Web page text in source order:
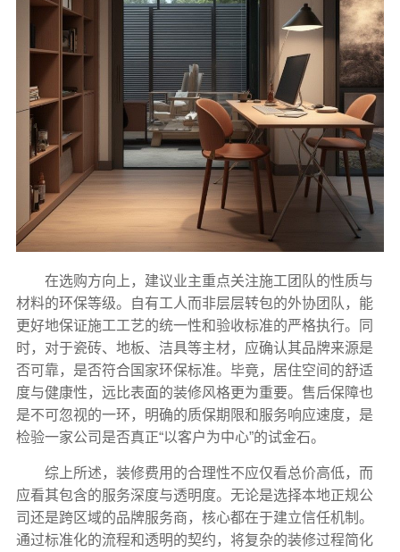
在选购方向上，建议业主重点关注施工团队的性质与
材料的环保等级。自有工人而非层层转包的外协团队，能
更好地保证施工工艺的统一性和验收标准的严格执行。同
时，对于瓷砖、地板、洁具等主材，应确认其品牌来源是
否可靠，是否符合国家环保标准。毕竟，居住空间的舒适
度与健康性，远比表面的装修风格更为重要。售后保障也
是不可忽视的一环，明确的质保期限和服务响应速度，是
检验一家公司是否真正“以客户为中心”的试金石。
综上所述，装修费用的合理性不应仅看总价高低，而
应看其包含的服务深度与透明度。无论是选择本地正规公
司还是跨区域的品牌服务商，核心都在于建立信任机制。
通过标准化的流程和透明的契约，将复杂的装修过程简化